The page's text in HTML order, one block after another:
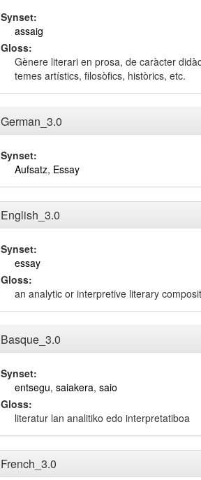
Synset:
assaig
Gloss:
Gènere literari en prosa, de caràcter
temes artístics, filosòfics, històrics, etc.
German_3.0
Synset:
Aufsatz, Essay
English_3.0
Synset:
essay
Gloss:
an analytic or interpretive literary
Basque_3.0
Synset:
entsegu, saiakera, saio
Gloss:
literatur lan analitiko edo interpretatiboa
French_3.0